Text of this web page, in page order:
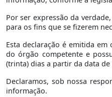
Por ser expressão da
para os fins que se fizerem
Esta declaração é emitida
do órgão competente e
(trinta) dias a partir da data de
Declaramos, sob nossa
informação.